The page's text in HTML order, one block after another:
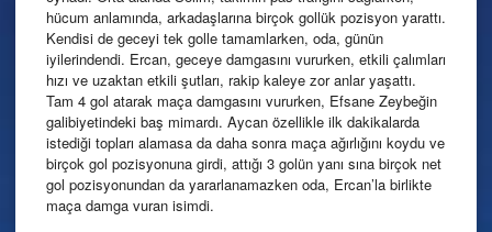
hücum anlamında, arkadaşlarına birçok gollük pozisyon yarattı.
Kendisi de geceyi tek golle tamamlarken, oda, günün
iyilerindendi. Ercan, geceye damgasını vururken, etkili çalımları
hızı ve uzaktan etkili şutları, rakip kaleye zor anlar yaşattı.
Tam 4 gol atarak maça damgasını vururken, Efsane Zeybeğin
galibiyetindeki baş mimardı. Aycan özellikle ilk dakikalarda
istediği topları alamasa da daha sonra maça ağırlığını koydu ve
birçok gol pozisyonuna girdi, attığı 3 golün yanı sına birçok net
gol pozisyonundan da yararlanamazken oda, Ercan’la birlikte
maça damga vuran isimdi.